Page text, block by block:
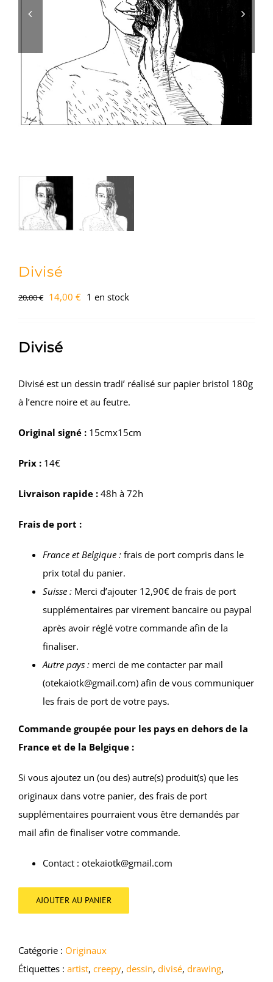
Divisé
20,00€ Le
était :
14,00 €Le1 en stock
Divisé
Divisé est un dessin tradi’ réalisé sur papier bristol 180g
à l’encre noire et au feutre.
Original signé : 15cmx15cm
Prix : 14€
Livraison rapide : 48h à 72h
Frais de port :
France et Belgique : frais de port compris dans le
prix total du panier.
Suisse : Merci d’ajouter 12,90€ de frais de port
supplémentaires par virement bancaire ou paypal
après avoir réglé votre commande afin de la
finaliser.
Autre pays : merci de me contacter par mail
(otekaiotk@gmail.com) afin de vous communiquer
les frais de port de votre pays.
Commande groupée pour les pays en dehors de la
France et de la Belgique :
Si vous ajoutez un (ou des) autre(s) produit(s) que les
originaux dans votre panier, des frais de port
supplémentaires pourraient vous être demandés par
mail afin de finaliser votre commande.
Contact : otekaiotk@gmail.com
AJOUTER AU PANIER
Catégorie : Originaux
Étiquettes : artist, creepy, dessin, divisé, drawing,